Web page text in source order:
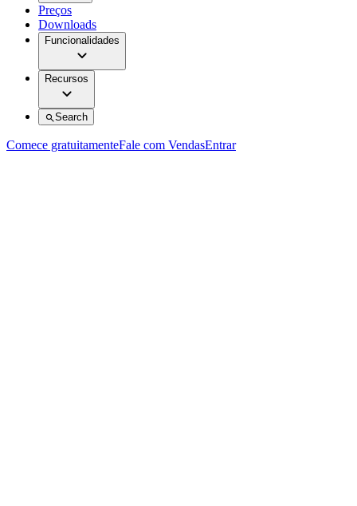
Preços
Downloads
Funcionalidades
Recursos
Search
Comece gratuitamenteFale com VendasEntrar